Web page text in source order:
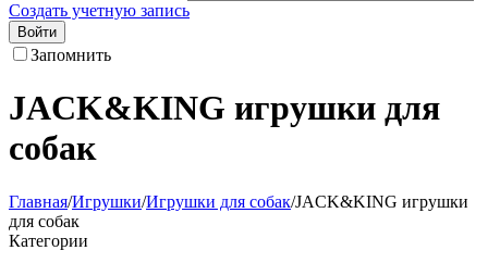
Создать учетную запись
Войти
Запомнить
JACK&KING игрушки для
собак
Главная/Игрушки/Игрушки для собак/JACK&KING игрушки
для собак
Категории